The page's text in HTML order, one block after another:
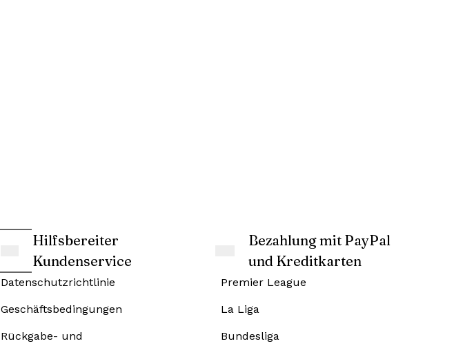
Hilfsbereiter
Kundenservice
Bezahlung mit PayPal
und Kreditkarten
Datenschutzrichtlinie
Geschäftsbedingungen
Rückgabe- und
Premier League
La Liga
Bundesliga